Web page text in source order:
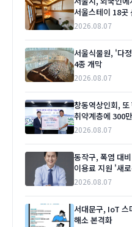
서울스테이 18곳
2026.08.07
서울식물원, '다
4종 개막
2026.08.07
창동역상인회,
취약계층에 300
2026.08.07
동작구, 폭염 대
이용료 지원 '새
2026.08.07
서대문구, IoT 스
해소 본격화